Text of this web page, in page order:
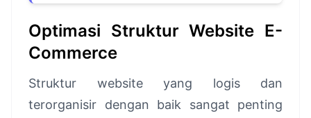
Optimasi Struktur Website E-
Commerce
Struktur website yang logis dan
terorganisir dengan baik sangat penting